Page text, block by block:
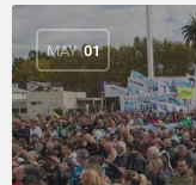
MAY 01